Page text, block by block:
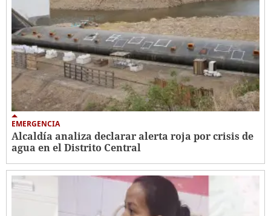
EMERGENCIA
Alcaldía analiza declarar alerta roja por crisis de
agua en el Distrito Central